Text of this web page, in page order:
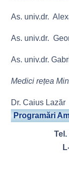
As. univ.dr.
As. univ.dr.
As. univ.dr.
Medici rețea
Dr. Caius Lazăr
Programări
Tel.